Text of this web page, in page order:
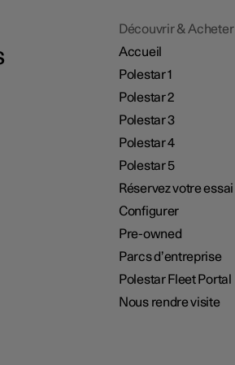
Découvrir & Acheter
Accueil
Polestar 1
Polestar 2
Polestar 3
Polestar 4
Polestar 5
Réservez votre essai
Configurer
Pre-owned
Parcs d’entreprise
Polestar Fleet Portal
Nous rendre visite